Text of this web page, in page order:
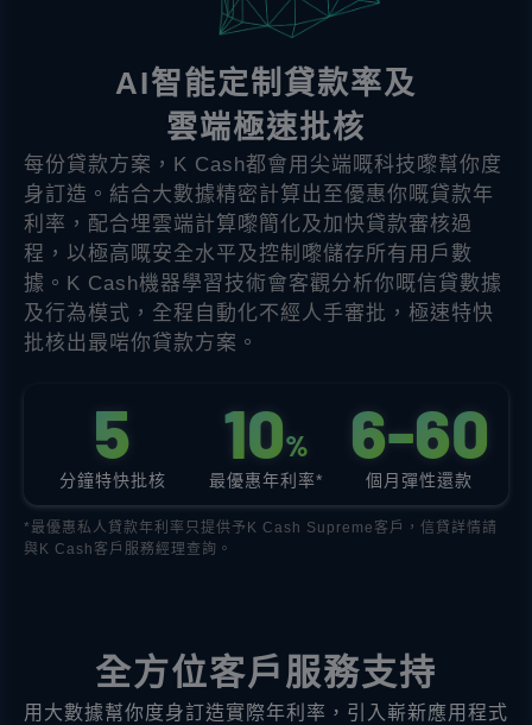
AI智能定制貸款率及
雲端極速批核
每份貸款方案，K Cash都會用尖端嘅科技嚟幫你度
身訂造。結合大數據精密計算出至優惠你嘅貸款年
利率，配合埋雲端計算嚟簡化及加快貸款審核過
程，以極高嘅安全水平及控制嚟儲存所有用戶數
據。K Cash機器學習技術會客觀分析你嘅信貸數據
及行為模式，全程自動化不經人手審批，極速特快
批核出最啱你貸款方案。
5
分鐘特快批核
10%
最優惠年利率*
6-60
個月彈性還款
*最優惠私人貸款年利率只提供予K Cash Supreme客戶，信貸詳情請
與K Cash客戶服務經理查詢。
全方位客戶服務支持
用大數據幫你度身訂造實際年利率，引入嶄新應用程式